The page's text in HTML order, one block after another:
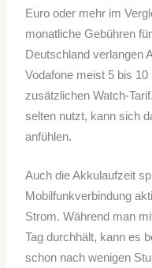
Euro oder mehr im
monatliche Gebühren
Deutschland verlangen
Vodafone meist 5 bis
zusätzlichen Watch-
selten nutzt, kann sich
anfühlen.
Auch die Akkulaufzeit
Mobilfunkverbindung
Strom. Während man
Tag durchhält, kann es
schon nach wenigen